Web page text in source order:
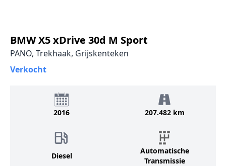
BMW X5 xDrive 30d M Sport
PANO, Trekhaak, Grijskenteken
Verkocht
2016 207.482 km
Diesel
Automatische
Transmissie